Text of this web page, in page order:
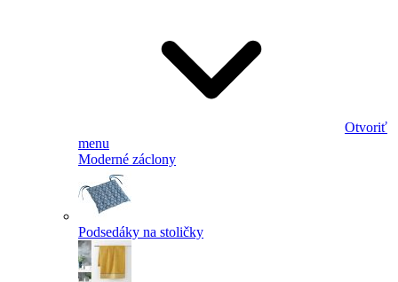
Otvoriť
menu
Moderné záclony
Podsedáky na stoličky